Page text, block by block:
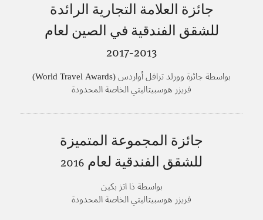
جائزة العلامة التجارية الرائدة
للشقق الفندقية في الصين لعام
2013-2017
بواسطة جائزة وورلد ترافل أواردس (World Travel Awards)
فريزر هوسبيتاليتي الخاصة المحدودة
جائزة المجموعة المتميزة
للشقق الفندقية لعام2016
بواسطة ذا اتز بكين
فريزر هوسبيتاليتي الخاصة المحدودة